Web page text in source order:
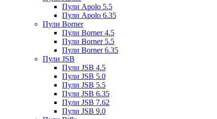
Пули Apolo 5.5
Пули Apolo 6.35
Пули Borner
Пули Borner 4.5
Пули Borner 5.5
Пули Borner 6.35
Пули JSB
Пули JSB 4.5
Пули JSB 5.0
Пули JSB 5.5
Пули JSB 6.35
Пули JSB 7.62
Пули JSB 9.0